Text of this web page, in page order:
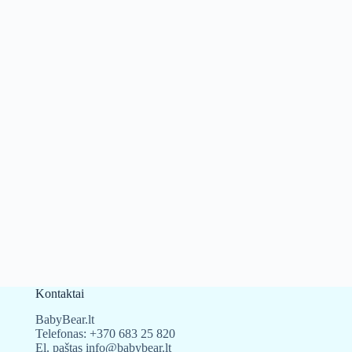
Kontaktai
BabyBear.lt
Telefonas: +370 683 25 820
El. paštas info@babybear.lt